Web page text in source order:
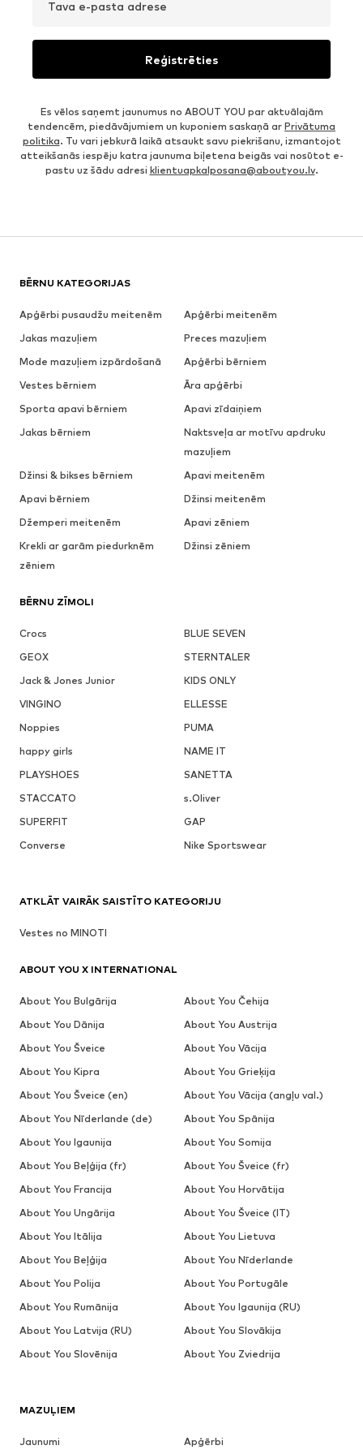
Tava e-pasta adrese
Reģistrēties
Es vēlos saņemt jaunumus no ABOUT YOU par aktuālajām
tendencēm, piedāvājumiem un kuponiem saskaņā ar Privātuma
politika. Tu vari jebkurā laikā atsaukt savu piekrišanu, izmantojot
atteikšanās iespēju katra jaunuma biļetena beigās vai nosūtot e-
pastu uz šādu adresi klientuapkalposana@aboutyou.lv.
BĒRNU KATEGORIJAS
Apģērbi pusaudžu meitenēm
Apģērbi meitenēm
Jakas mazuļiem
Preces mazuļiem
Mode mazuļiem izpārdošanā
Apģērbi bērniem
Vestes bērniem
Āra apģērbi
Sporta apavi bērniem
Apavi zīdaiņiem
Jakas bērniem
Naktsveļa ar motīvu apdruku
mazuļiem
Džinsi & bikses bērniem
Apavi meitenēm
Apavi bērniem
Džinsi meitenēm
Džemperi meitenēm
Apavi zēniem
Krekli ar garām piedurknēm
zēniem
Džinsi zēniem
BĒRNU ZĪMOLI
Crocs
BLUE SEVEN
GEOX
STERNTALER
Jack & Jones Junior
KIDS ONLY
VINGINO
ELLESSE
Noppies
PUMA
happy girls
NAME IT
PLAYSHOES
SANETTA
STACCATO
s.Oliver
SUPERFIT
GAP
Converse
Nike Sportswear
MAZUĻIEM
Jaunumi
Apģērbi
ATKLĀT VAIRĀK SAISTĪTO KATEGORIJU
Vestes no MINOTI
ABOUT YOU X INTERNATIONAL
About You Bulgārija
About You Čehija
About You Dānija
About You Austrija
About You Šveice
About You Vācija
About You Kipra
About You Grieķija
About You Šveice (en)
About You Vācija (angļu val.)
About You Nīderlande (de)
About You Spānija
About You Igaunija
About You Somija
About You Beļģija (fr)
About You Šveice (fr)
About You Francija
About You Horvātija
About You Ungārija
About You Šveice (IT)
About You Itālija
About You Lietuva
About You Beļģija
About You Nīderlande
About You Polija
About You Portugāle
About You Rumānija
About You Igaunija (RU)
About You Latvija (RU)
About You Slovākija
About You Slovēnija
About You Zviedrija